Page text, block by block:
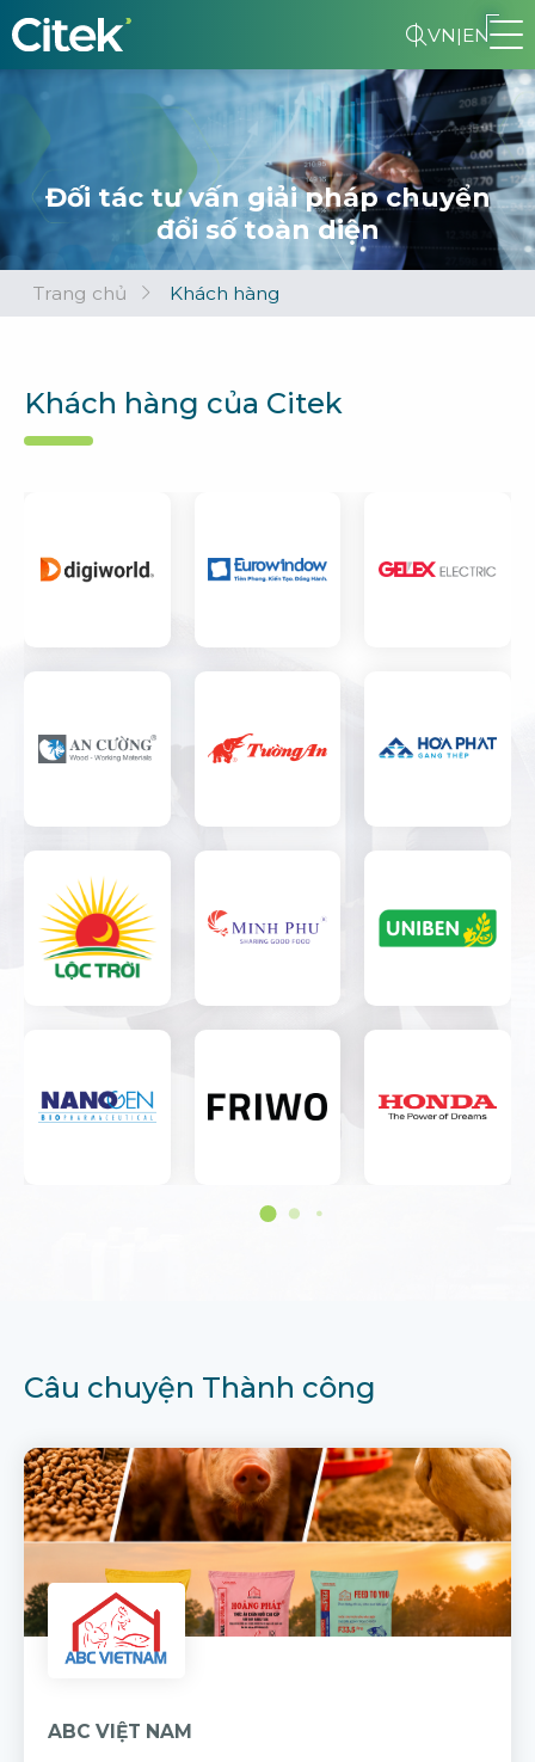
VN|EN
Đối tác tư vấn giải pháp chuyển
đổi số toàn diện
Trang chủ Khách hàng
Khách hàng của Citek
Câu chuyện Thành công
ABC VIỆT NAM